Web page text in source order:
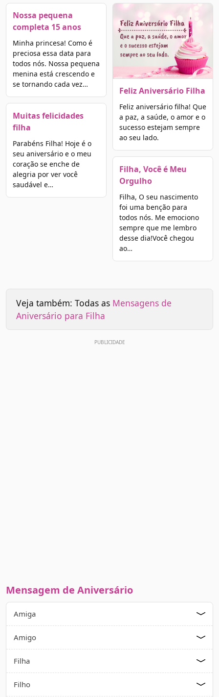
Nossa pequena
completa 15 anos
Minha princesa! Como é
preciosa essa data para
todos nós. Nossa pequena
menina está crescendo e
se tornando cada vez…
Muitas felicidades
filha
Parabéns Filha! Hoje é o
seu aniversário e o meu
coração se enche de
alegria por ver você
saudável e…
Feliz Aniversário Filha
Feliz aniversário filha! Que
a paz, a saúde, o amor e o
sucesso estejam sempre
ao seu lado.
Filha, Você é Meu
Orgulho
Filha, O seu nascimento
foi uma benção para
todos nós. Me emociono
sempre que me lembro
desse dia!Você chegou
ao…
Veja também: Todas as Mensagens de
Aniversário para Filha
Mensagem de Aniversário
Amiga
Amigo
Filha
Filho